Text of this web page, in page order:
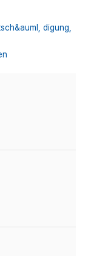
digung,